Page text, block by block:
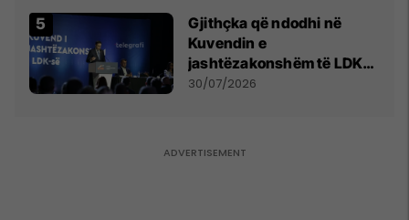
Gjithçka që ndodhi në
Kuvendin e
jashtëzakonshëm të LDK-
së
30/07/2026